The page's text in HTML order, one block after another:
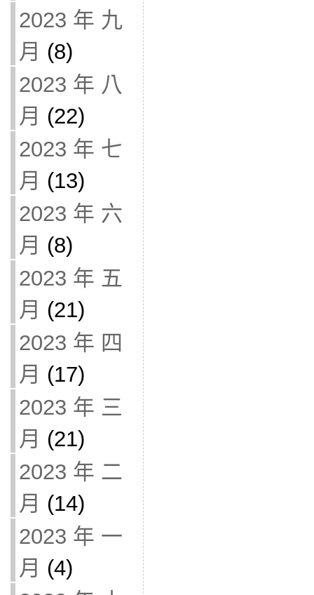
2023 年 九
月 (8)
2023 年 八
月 (22)
2023 年 七
月 (13)
2023 年 六
月 (8)
2023 年 五
月 (21)
2023 年 四
月 (17)
2023 年 三
月 (21)
2023 年 二
月 (14)
2023 年 一
月 (4)